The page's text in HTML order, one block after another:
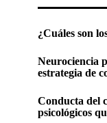
¿Cuáles son
Neurociencia
estrategia de
Conducta del
psicológicos